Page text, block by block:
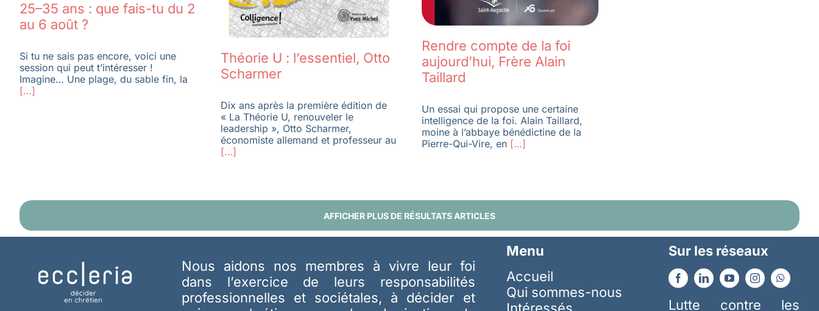
25–35 ans : que fais-tu du 2
au 6 août ?
Si tu ne sais pas encore, voici une
session qui peut t’intéresser !
Imagine… Une plage, du sable fin, la
[…]
Théorie U : l’essentiel, Otto
Scharmer
Dix ans après la première édition de
« La Théorie U, renouveler le
leadership », Otto Scharmer,
économiste allemand et professeur au
[…]
Rendre compte de la foi
aujourd’hui, Frère Alain
Taillard
Un essai qui propose une certaine
intelligence de la foi. Alain Taillard,
moine à l’abbaye bénédictine de la
Pierre-Qui-Vire, en[…]
AFFICHER PLUS DE RÉSULTATS ARTICLES
Nous aidons nos membres à vivre leur foi
dans l’exercice de leurs responsabilités
professionnelles et sociétales, à décider et
Menu
Accueil
Qui sommes-nous
Sur les réseaux
Lutte contre les